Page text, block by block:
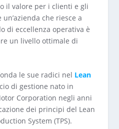
il valore per i clienti e gli
che riesce a
di eccellenza operativa è
un livello ottimale di
le sue radici nel Lean
di gestione nato in
Corporation negli anni
dei principi del Lean
System (TPS).